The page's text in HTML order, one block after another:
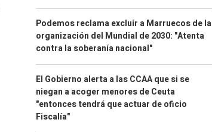
Podemos reclama excluir a Marruecos de la
organización del Mundial de 2030: "Atenta
contra la soberanía nacional"
El Gobierno alerta a las CCAA que si se
niegan a acoger menores de Ceuta
"entonces tendrá que actuar de oficio
Fiscalía"